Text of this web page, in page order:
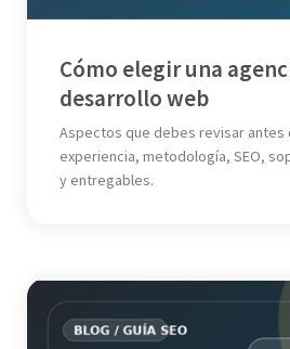
Cómo elegir una
desarrollo web
Aspectos que debes revisar antes
experiencia, metodología, SEO,
y entregables.